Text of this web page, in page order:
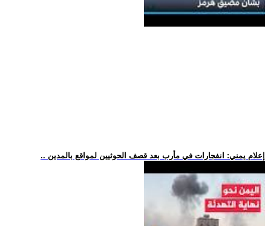
.. إعلام يمني: انفجارات في مأرب بعد قصف الحوثيين لمواقع بالمدين